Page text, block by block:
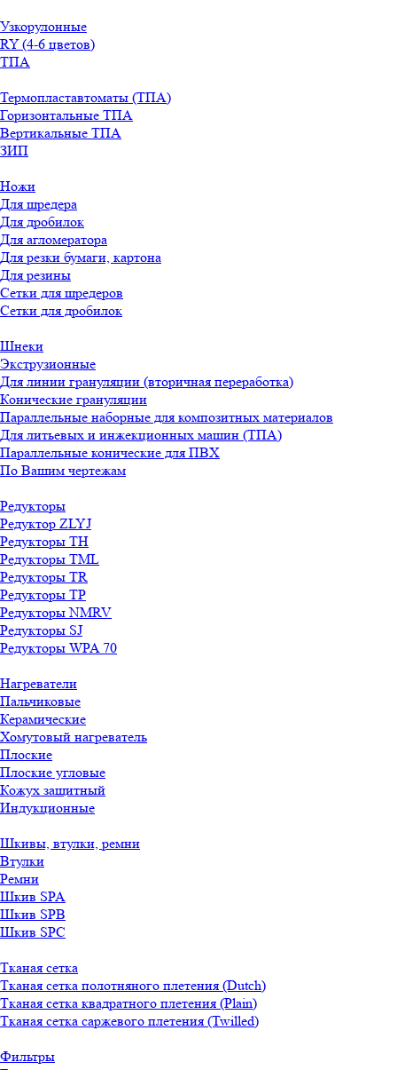
Узкорулонные
RY (4-6 цветов)
ТПА
Термопластавтоматы (ТПА)
Горизонтальные ТПА
Вертикальные ТПА
ЗИП
Ножи
Для шредера
Для дробилок
Для агломератора
Для резки бумаги, картона
Для резины
Сетки для шредеров
Сетки для дробилок
Шнеки
Экструзионные
Для линии грануляции (вторичная переработка)
Конические грануляции
Параллельные наборные для композитных материалов
Для литьевых и инжекционных машин (ТПА)
Параллельные конические для ПВХ
По Вашим чертежам
Редукторы
Редуктор ZLYJ
Редукторы TH
Редукторы TML
Редукторы TR
Редукторы TP
Редукторы NMRV
Редукторы SJ
Редукторы WPA 70
Нагреватели
Пальчиковые
Керамические
Хомутовый нагреватель
Плоские
Плоские угловые
Кожух защитный
Индукционные
Шкивы, втулки, ремни
Втулки
Ремни
Шкив SPA
Шкив SPB
Шкив SPC
Тканая сетка
Тканая сетка полотняного плетения (Dutch)
Тканая сетка квадратного плетения (Plain)
Тканая сетка саржевого плетения (Twilled)
Фильтры